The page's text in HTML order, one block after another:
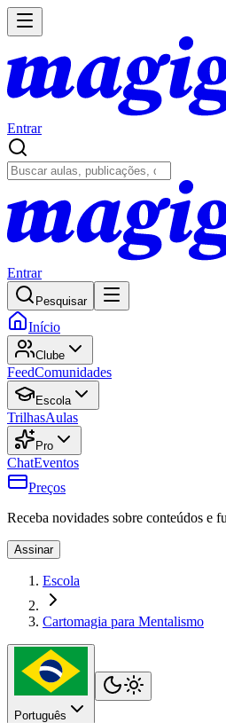
Entrar
Entrar
Pesquisar
Início
Clube
FeedComunidades
Escola
TrilhasAulas
Pro
ChatEventos
Preços
Receba novidades sobre conteúdos e
Assinar
Escola
Cartomagia para Mentalismo
Português